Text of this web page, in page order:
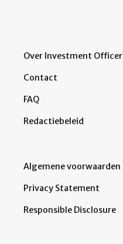
Over Investment Officer
Contact
FAQ
Redactiebeleid
Algemene voorwaarden
Privacy Statement
Responsible Disclosure